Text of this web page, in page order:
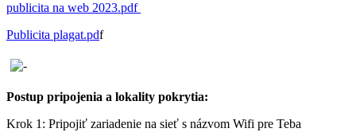
publicita na web 2023.pdf
Publicita plagat.pdf
Postup pripojenia a lokality pokrytia:
Krok 1: Pripojiť zariadenie na sieť s názvom Wifi pre Teba